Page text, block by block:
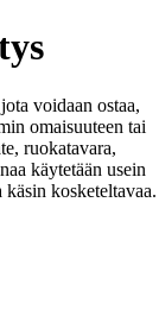
voidaan ostaa,
omaisuuteen tai
ruokatavara,
käytetään usein
kosketeltavaa.